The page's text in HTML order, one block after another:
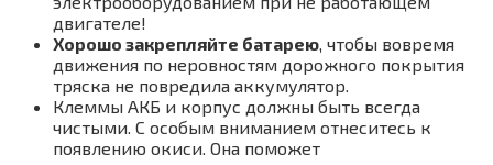
двигателе!
Хорошо закрепляйте батарею, чтобы вовремя
движения по неровностям дорожного покрытия
тряска не повредила аккумулятор.
Клеммы АКБ и корпус должны быть всегда
чистыми. С особым вниманием отнеситесь к
появлению окиси. Онa поможет